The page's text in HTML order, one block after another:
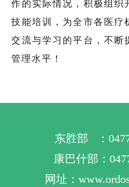
作的实际情况，积极组织
技能培训，为全市各医疗
交流与学习的平台， 不断
管理水平！
东胜部 ：
康巴什部：
网址：